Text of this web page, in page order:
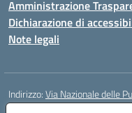
Amministrazione
Dichiarazione di
Note legali
Indirizzo:Via Nazionale delle
Centralino: